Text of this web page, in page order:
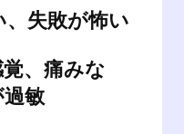
失敗が怖い
、痛みな
敏